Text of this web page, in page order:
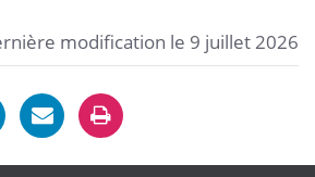
modification le 9 juillet 2026